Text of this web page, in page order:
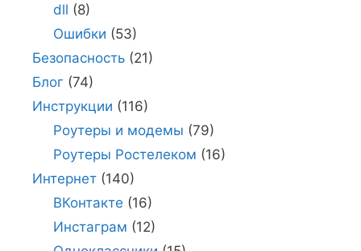
dll (8)
Ошибки (53)
Безопасность (21)
Блог (74)
Инструкции (116)
Роутеры и модемы (79)
Роутеры Ростелеком (16)
Интернет (140)
ВКонтакте (16)
Инстаграм (12)